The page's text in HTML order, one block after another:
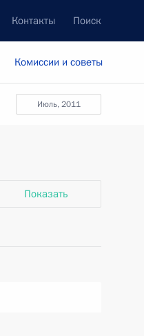
Контакты Поиск
Комиссии и советы
июль, 2011
Показать